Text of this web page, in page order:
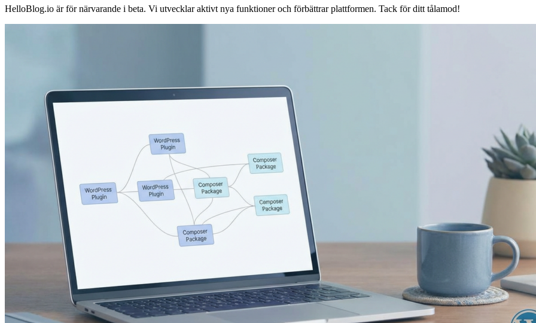
HelloBlog.io är för närvarande i beta. Vi utvecklar aktivt nya funktioner och förbättrar plattformen. Tack för ditt tålamod!